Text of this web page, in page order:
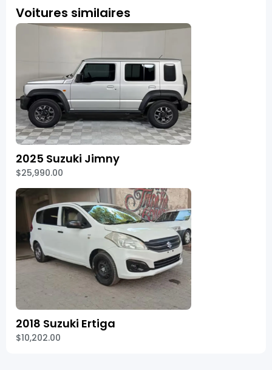
Voitures similaires
2025 Suzuki Jimny
$25,990.00
2018 Suzuki Ertiga
$10,202.00